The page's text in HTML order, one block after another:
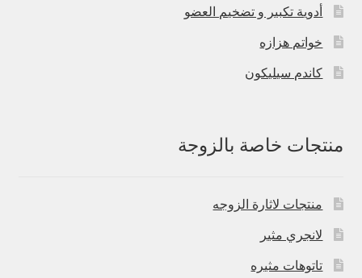
أدوية تكبير و تضخيم العضو
خواتم هزازه
كاندم سيليكون
منتجات خاصة بالزوجة
منتجات لاثارة الزوجه
لانجري مثير
تاتوهات مثيره